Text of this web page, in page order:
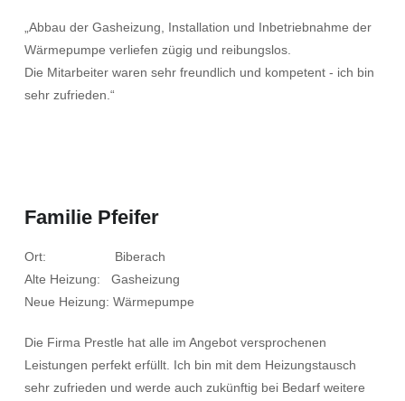
„Abbau der Gasheizung, Installation und Inbetriebnahme der
Wärmepumpe verliefen zügig und reibungslos.
Die Mitarbeiter waren sehr freundlich und kompetent - ich bin
sehr zufrieden.“
Familie Pfeifer
Ort: Biberach
Alte Heizung: Gasheizung
Neue Heizung: Wärmepumpe
Die Firma Prestle hat alle im Angebot versprochenen
Leistungen perfekt erfüllt. Ich bin mit dem Heizungstausch
sehr zufrieden und werde auch zukünftig bei Bedarf weitere